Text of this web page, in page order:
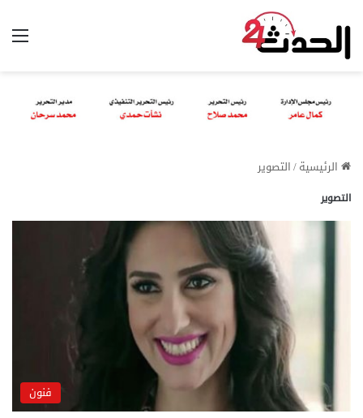
الرئيسية/التصوير
التصوير
فنون